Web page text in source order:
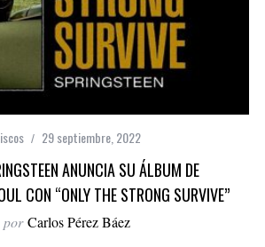
29 septiembre, 2022
ANUNCIA SU ÁLBUM DE
CON “ONLY THE STRONG SURVIVE”
por Carlos Pérez Báez